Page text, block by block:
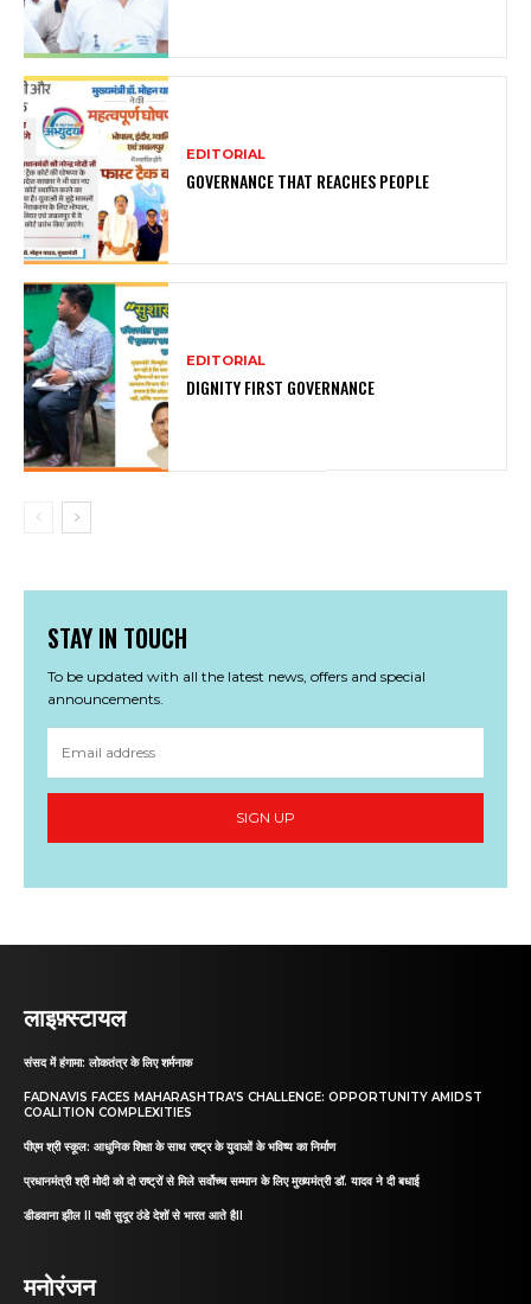
EDITORIAL
GOVERNANCE THAT REACHES PEOPLE
EDITORIAL
DIGNITY FIRST GOVERNANCE
STAY IN TOUCH
To be updated with all the latest news, offers and special
announcements.
SIGN UP
लाइफ़्स्टायल
संसद में हंगामा: लोकतंत्र के लिए शर्मनाक
FADNAVIS FACES MAHARASHTRA’S CHALLENGE: OPPORTUNITY AMIDST
COALITION COMPLEXITIES
पीएम श्री स्कूल: आधुनिक शिक्षा के साथ राष्ट्र के युवाओं के भविष्य का निर्माण
प्रधानमंत्री श्री मोदी को दो राष्ट्रों से मिले सर्वोच्च सम्मान के लिए मुख्यमंत्री डॉ. यादव ने दी बधाई
डीडवाना झील II पक्षी सुदूर ठंडे देशों से भारत आते हैII
मनोरंजन